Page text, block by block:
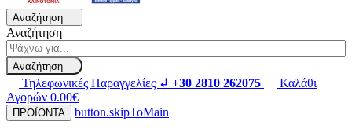
Αναζήτηση
Αναζήτηση
Αναζήτηση
Τηλεφωνικές Παραγγελίες ↲ +30 2810 262075
Καλάθι
Αγορών 0.00€
ΠΡΟΪΟΝΤΑ button.skipToMain